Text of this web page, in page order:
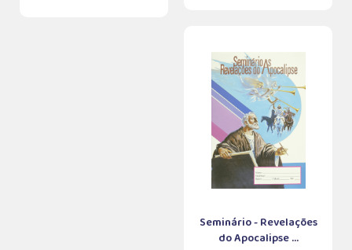
Seminário - Revelações
do Apocalipse ...